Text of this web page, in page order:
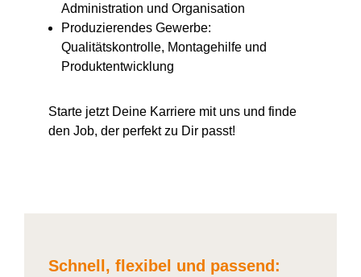
Administration und Organisation
Produzierendes Gewerbe:
Qualitätskontrolle, Montagehilfe und
Produktentwicklung
Starte jetzt Deine Karriere mit uns und finde
den Job, der perfekt zu Dir passt!
Schnell, flexibel und passend: